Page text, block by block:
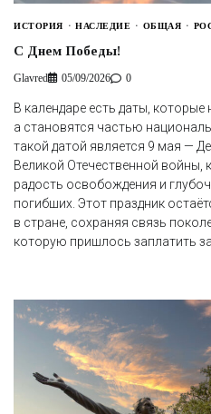
ИСТОРИЯ НАСЛЕДИЕ ОБЩАЯ
С Днем Победы!
Glavred 05/09/2026 0
В календаре есть даты,
а становятся частью
такой датой является 9 мая —
Великой Отечественной войны,
радость освобождения и
погибших. Этот праздник
в стране, сохраняя связь
которую пришлось заплатить